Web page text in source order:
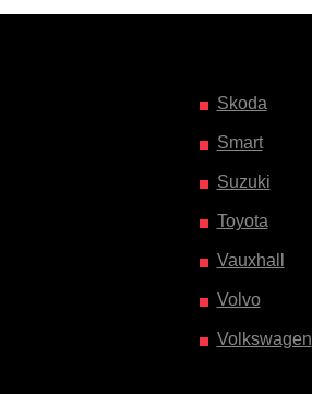
Skoda
Smart
Suzuki
Toyota
Vauxhall
Volvo
Volkswagen